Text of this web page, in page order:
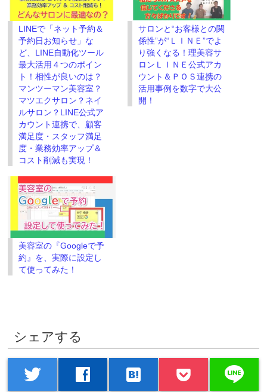
ド
ウ
で
開
き
ま
す)
さ
い
(新
し
い
ウ
ィ
ン
ド
ウ
で
開
き
ま
す)
LINEで「ネット予約＆
予約日お知らせ」な
ど、LINE自動化ツール
最大活用４つのポイン
ト！相性が良いのは？
マンツーマン美容室？
マツエクサロン？ネイ
ルサロン？LINE公式ア
カウント連携で、顧客
満足度・スタッフ満足
度・業務効率アップ＆
コスト削減も実現！
サロンと“お客様との関
係性”が“ＬＩＮＥ”でよ
り強くなる！理美容サ
ロンＬＩＮＥ公式アカ
ウント＆ＰＯＳ連携の
活用事例を数字で大公
開！
美容室の『Googleで予
約』を、実際に設定し
て使ってみた！
シェアする
twitter facebook hatenabookmark line